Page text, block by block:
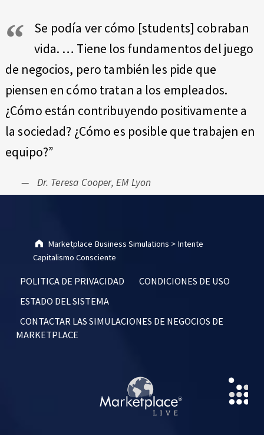
Se podía ver cómo [students] cobraban
vida. … Tiene los fundamentos del juego
de negocios, pero también les pide que
piensen en cómo tratan a los empleados.
¿Cómo están contribuyendo positivamente a
la sociedad? ¿Cómo es posible que trabajen en
equipo?”
Dr. Teresa Cooper, EM Lyon
Skip back to main navigation
Marketplace Business Simulations > Intente
Capitalismo Consciente
POLITICA DE PRIVACIDAD
CONDICIONES DE USO
ESTADO DEL SISTEMA
CONTACTAR LAS SIMULACIONES DE NEGOCIOS DE
MARKETPLACE